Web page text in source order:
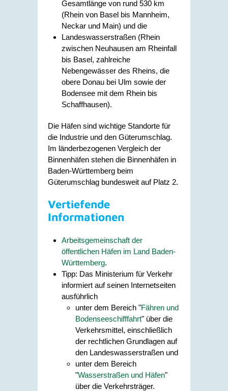
Gesamtlänge von rund 530 km
(Rhein von Basel bis Mannheim,
Neckar und Main) und die
Landeswasserstraßen (Rhein
zwischen Neuhausen am Rheinfall
bis Basel, zahlreiche
Nebengewässer des Rheins, die
obere Donau bei Ulm sowie der
Bodensee mit dem Rhein bis
Schaffhausen).
Die Häfen sind wichtige Standorte für
die Industrie und den Güterumschlag.
Im länderbezogenen Vergleich der
Binnenhäfen stehen die Binnenhäfen in
Baden-Württemberg beim
Güterumschlag bundesweit auf Platz 2.
Vertiefende
Informationen
Arbeitsgemeinschaft der
öffentlichen Häfen im Land Baden-
Württemberg.
Tipp: Das Ministerium für Verkehr
informiert auf seinen Internetseiten
ausführlich
unter dem Bereich "Fähren und
Bodenseeschifffahrt" über die
Verkehrsmittel, einschließlich
der rechtlichen Grundlagen auf
den Landeswasserstraßen und
unter dem Bereich
"Wasserstraßen und Häfen"
über die Verkehrsträger.